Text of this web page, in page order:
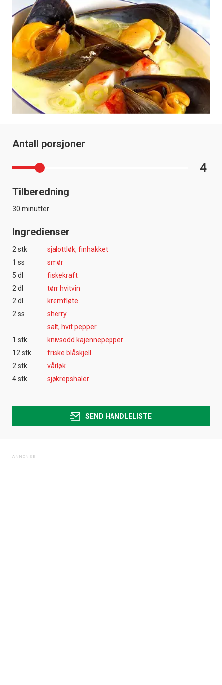
Antall porsjoner
4
Tilberedning
30 minutter
Ingredienser
2 stk
sjalottløk, finhakket
1 ss
smør
5 dl
fiskekraft
2 dl
tørr hvitvin
2 dl
kremfløte
2 ss
sherry
salt, hvit pepper
1 stk
knivsodd kajennepepper
12 stk
friske blåskjell
2 stk
vårløk
4 stk
sjøkrepshaler
SEND HANDLELISTE